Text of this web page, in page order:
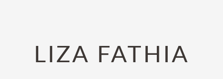
navigationLIZA FATHIA